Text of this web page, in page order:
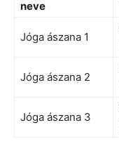
neve
Jóga ászana 1
Jóga ászana 2
Jóga ászana 3